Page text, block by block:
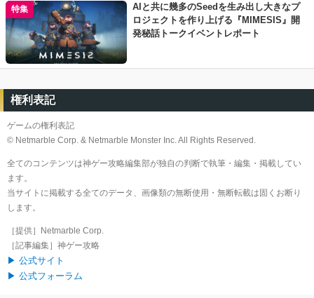
特集
AIと共に幾多のSeedを生み出し大きなプ
ロジェクトを作り上げる『MIMESIS』開
発秘話トークイベントレポート
権利表記
ゲームの権利表記
© Netmarble Corp. & Netmarble Monster Inc. All Rights Reserved.
全てのコンテンツは神ゲー攻略編集部が独自の判断で執筆・編集・掲載してい
ます。
当サイトに掲載する全てのデータ、画像類の無断使用・無断転載は固くお断り
します。
［提供］Netmarble Corp.
［記事編集］神ゲー攻略
▶ 公式サイト
▶ 公式フォーラム